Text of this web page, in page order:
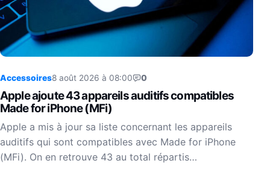
Accessoires8 août 2026 à 08:00 0
Apple ajoute 43 appareils auditifs compatibles
Made for iPhone (MFi)
Apple a mis à jour sa liste concernant les appareils
auditifs qui sont compatibles avec Made for iPhone
(MFi). On en retrouve 43 au total répartis…